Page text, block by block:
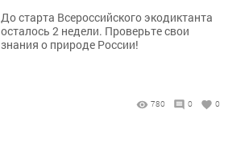
До старта Всероссийского экодиктанта
осталось 2 недели. Проверьте свои
знания о природе России!
780 0 0